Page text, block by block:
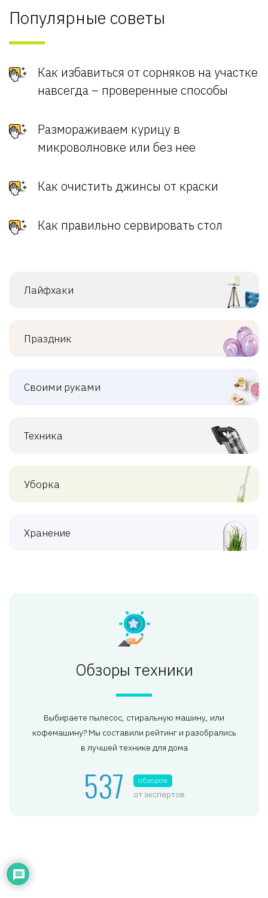
Популярные советы
Как избавиться от сорняков на участке
навсегда – проверенные способы
Размораживаем курицу в
микроволновке или без нее
Как очистить джинсы от краски
Как правильно сервировать стол
Лайфхаки
Праздник
Своими руками
Техника
Уборка
Хранение
Обзоры техники
Выбираете пылесос, стиральную машину, или
кофемашину? Мы составили рейтинг и разобрались
в лучшей технике для дома
537 обзоров
от экспертов